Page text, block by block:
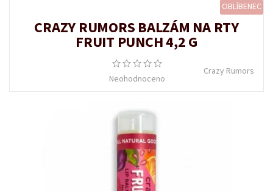
OBLÍBENEC
CRAZY RUMORS BALZÁM NA RTY
FRUIT PUNCH 4,2 G
Neohodnoceno
Crazy Rumors